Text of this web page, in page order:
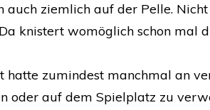
auch ziemlich auf der Pelle.
knistert womöglich schon mal
zumindest manchmal an
oder auf dem Spielplatz zu